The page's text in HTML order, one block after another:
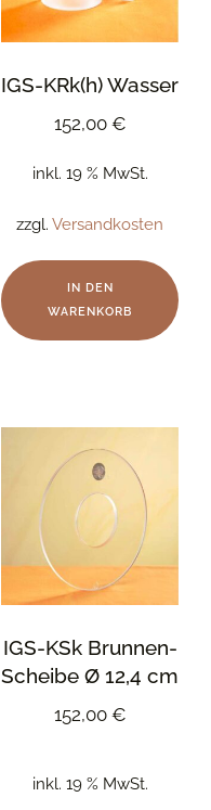
IGS-KRk(h) Wasser
152,00 €
inkl. 19 % MwSt.
zzgl. Versandkosten
IN DEN
WARENKORB
IGS-KSk Brunnen-
Scheibe Ø 12,4 cm
152,00 €
inkl. 19 % MwSt.